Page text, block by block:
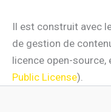
Il est construit avec
de gestion de
licence open-source,
Public License).